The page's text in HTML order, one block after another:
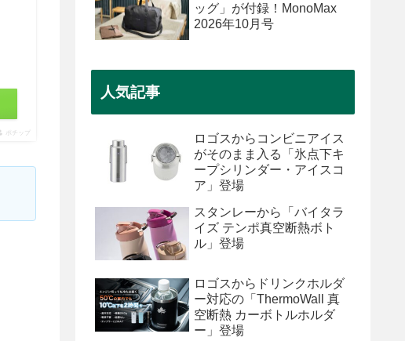
ポチップ
ッグ」が付録！MonoMax
2026年10月号
人気記事
ロゴスからコンビニアイス
がそのまま入る「氷点下キ
ープシリンダー・アイスコ
ア」登場
スタンレーから「バイタラ
イズ テンポ真空断熱ボト
ル」登場
ロゴスからドリンクホルダ
ー対応の「ThermoWall 真
空断熱 カーボトルホルダ
ー」登場